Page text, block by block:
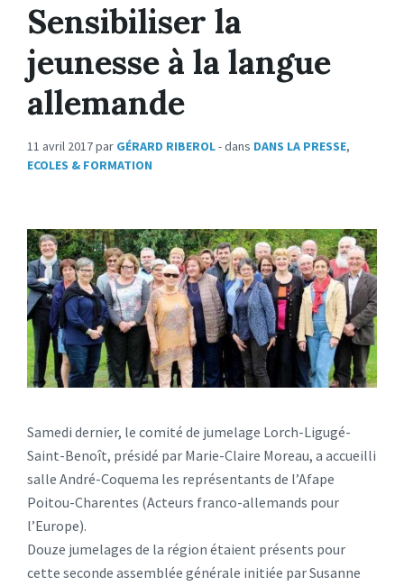
Sensibiliser la
jeunesse à la langue
allemande
11 avril 2017par GÉRARD RIBEROL- dans DANS LA PRESSE,
ECOLES & FORMATION
Samedi dernier, le comité de jumelage Lorch-Ligugé-
Saint-Benoît, présidé par Marie-Claire Moreau, a accueilli
salle André-Coquema les représentants de l’Afape
Poitou-Charentes (Acteurs franco-allemands pour
l’Europe).
Douze jumelages de la région étaient présents pour
cette seconde assemblée générale initiée par Susanne